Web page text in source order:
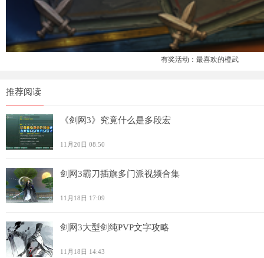
有奖活动：最喜欢的橙武
推荐阅读
《剑网3》究竟什么是多段宏
11月20日 08:50
剑网3霸刀插旗多门派视频合集
11月18日 17:09
剑网3大型剑纯PVP文字攻略
11月18日 14:43